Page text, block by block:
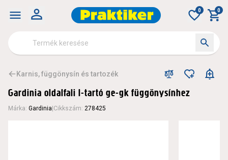
0 0
Karnis, függönysín és tartozék
Gardinia oldalfali l-tartó ge-gk függönysínhez
Márka: Gardinia Cikkszám: 278425